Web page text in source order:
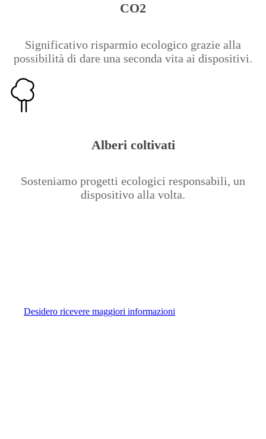
CO2
Significativo risparmio ecologico grazie alla
possibilità di dare una seconda vita ai dispositivi.
Alberi coltivati
Sosteniamo progetti ecologici responsabili, un
dispositivo alla volta.
Desidero ricevere maggiori informazioni